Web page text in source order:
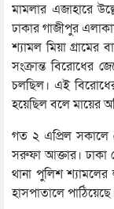
মামলার এজাহারে
ঢাকার গাজীপুর
শ্যামল মিয়া গ্রামের
সংক্রান্ত বিরোধের
চলছিল। এই
হয়েছিল বলে মায়ের
গত ২ এপ্রিল সকালে
সরুফা আক্তার। ঢাকা
থানা পুলিশ
হাসপাতালে